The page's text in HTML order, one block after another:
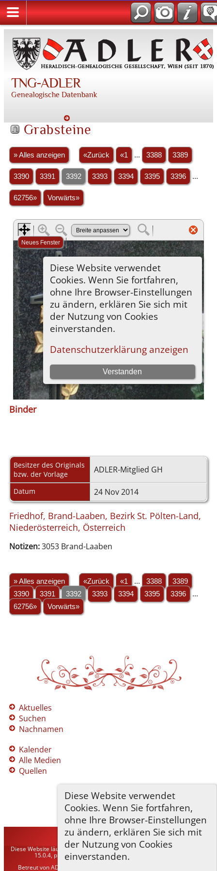
TNG-ADLER
Genealogische Datenbank
Diese Website verwendet
Cookies. Wenn Sie fortfahren,
ohne Ihre Browser-Einstellungen
zu ändern, erklären Sie sich mit
der Nutzung von Cookies
einverstanden.
Grabsteine
» Alles anzeigen «Zurück «1 ... 3388 3389
3390 3391 3392 3393 3394 3395 3396 ...
62756» Vorwärts»
Binder
Besitzer des Originals
bzw. der Vorlage
ADLER-Mitglied GH
Datum 24 Nov 2014
Friedhof, Brand-Laaben, Bezirk St. Pölten-Land,
Niederösterreich, Österreich
Notizen:3053 Brand-Laaben
» Alles anzeigen «Zurück «1 ... 3388
3389
3390
3391 3392 3393 3394 3395 3396
...
62756»
Vorwärts»
Aktuelles
Suchen
Nachnamen
Kalender
Alle Medien
Quellen
TNG-ADLER©2026
Diese Website läuft mitThe Next Generation of Genealogy Sitebuilding
15.0.4, programmiert von Darrin Lythgoe © 2001-2026.
Betreut vonADLER Heraldisch-Genealogische Gesellschaft, Wien